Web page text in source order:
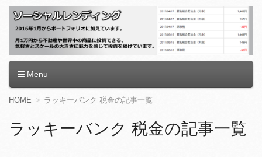
ソーシャルレンディング
Menu
コ
テ
ン
HOME ラッキーバンク 税金の記事一覧
ラッキーバンク 税金の記事一覧